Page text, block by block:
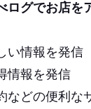
ログでお店を
い情報を発信
情報を発信
などの便利